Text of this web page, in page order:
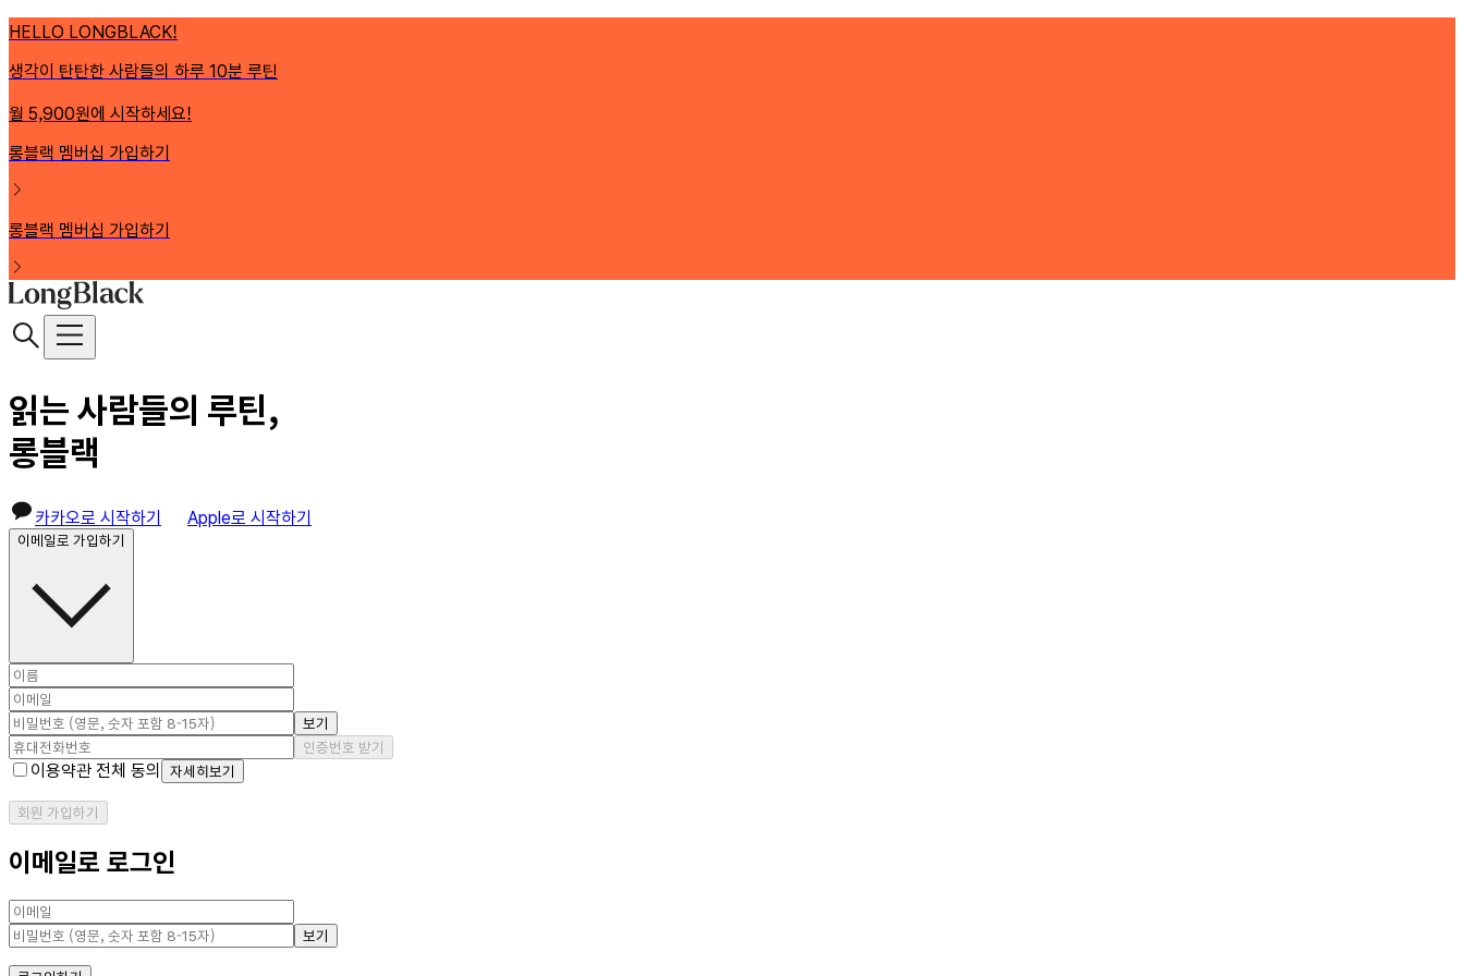
HELLO LONGBLACK!
생각이 탄탄한 사람들의 하루 10분 루틴
월 5,900원에 시작하세요!
롱블랙 멤버십 가입하기
롱블랙 멤버십 가입하기
읽는 사람들의 루틴,
롱블랙
카카오로 시작하기 Apple로 시작하기
이메일로 가입하기
보기
인증번호 받기
이용약관 전체 동의 자세히보기
회원 가입하기
이메일로 로그인
보기